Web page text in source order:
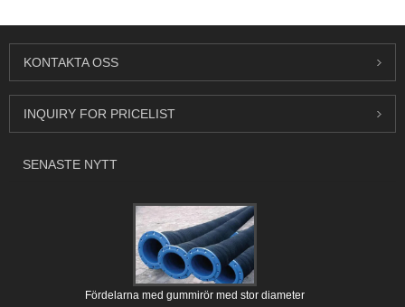
KONTAKTA OSS
INQUIRY FOR PRICELIST
SENASTE NYTT
Fördelarna med gummirör med stor diameter